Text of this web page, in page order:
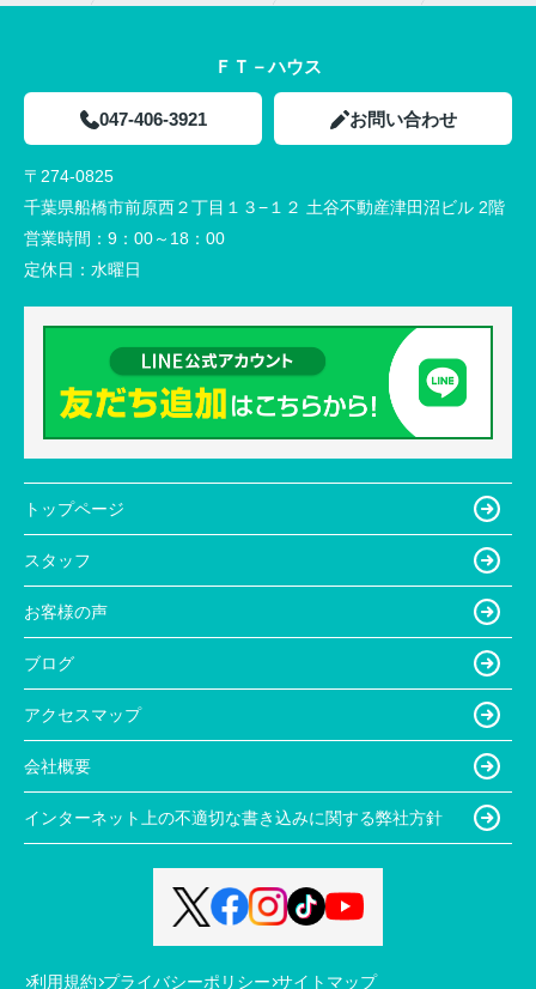
ＦＴ－ハウス
047-406-3921 お問い合わせ
〒274-0825
千葉県船橋市前原西２丁目１３−１２ 土谷不動産津田沼ビル 2階
営業時間： 9：00～18：00
定休日： 水曜日
トップページ
スタッフ
お客様の声
ブログ
アクセスマップ
会社概要
インターネット上の不適切な書き込みに関する弊社方針
利用規約 プライバシーポリシー サイトマップ